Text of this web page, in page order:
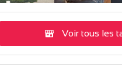
Voir tous les